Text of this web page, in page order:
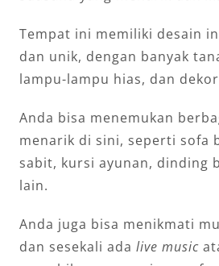
Tempat ini memiliki desain
dan unik, dengan banyak
lampu-lampu hias, dan
Anda bisa menemukan
menarik di sini, seperti sofa
sabit, kursi ayunan, dinding
lain.
Anda juga bisa menikmati
dan sesekali ada live music